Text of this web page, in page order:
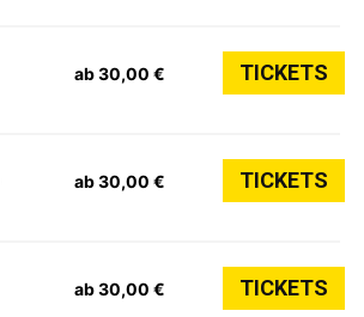
ab 30,00 € TICKETS
ab 30,00 € TICKETS
ab 30,00 € TICKETS